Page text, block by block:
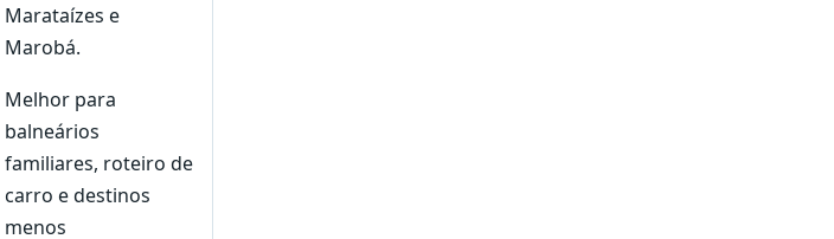
Marataízes e
Marobá.
Melhor para
balneários
familiares, roteiro de
carro e destinos
menos